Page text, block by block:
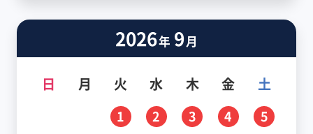
2026年 9月
日 月 火 水 木 金 土
1 2 3 4
5